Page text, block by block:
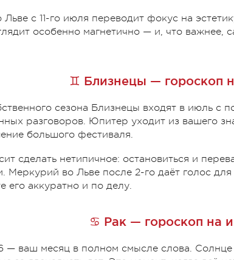
Льве с 11-го июля переводит фокус на
особенно магнетично — и, что важнее,
♊ Близнецы — гороскоп
сезона Близнецы входят в июль с
разговоров. Юпитер уходит из вашего
большого фестиваля.
сделать нетипичное: остановиться и
Меркурий во Льве после 2-го даёт голос
его аккуратно и по делу.
♋ Рак — гороскоп на
— ваш месяц в полном смысле слова.